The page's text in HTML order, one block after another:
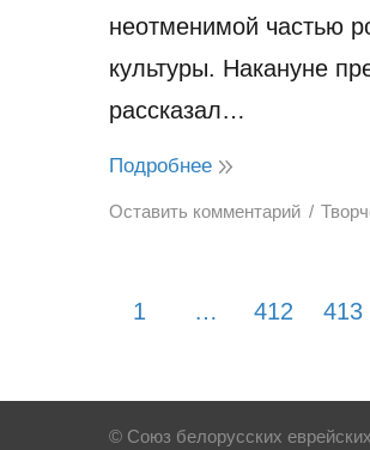
неотменимой частью
культуры. Накануне
рассказал…
Подробнее
Оставить комментарий
1 … 412 413
© Союз белорусских